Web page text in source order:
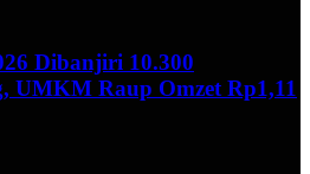
Dibanjiri 10.300
UMKM Raup Omzet Rp1,11